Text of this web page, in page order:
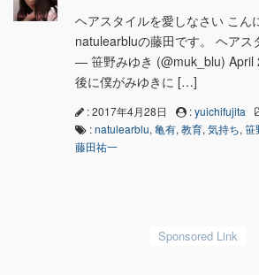
ヘアスタイルを愛しなさい こん
natulearbluの藤田です。 ヘアス
— 笹野みゆき (@muk_blu) April
後に僕がみゆきに […]
: 2017年4月28日 :yuichifujita
:natulearblu, 亀有, 教育, 気持ち, 笹
藤田祐一